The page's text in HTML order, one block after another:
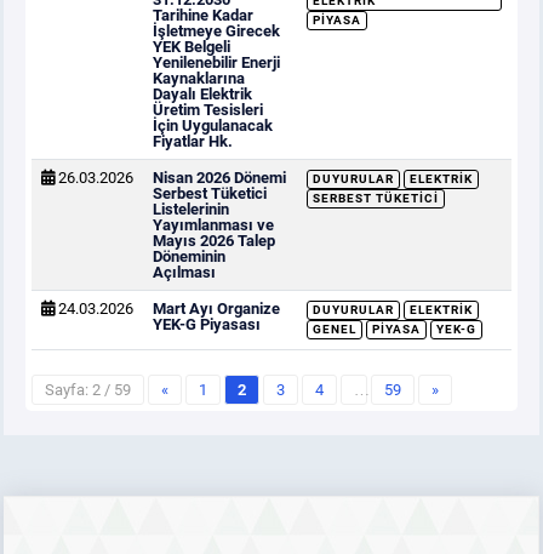
Tarihine Kadar
İşletmeye Girecek
YEK Belgeli
Yenilenebilir Enerji
Kaynaklarına
Dayalı Elektrik
Üretim Tesisleri
İçin Uygulanacak
Fiyatlar Hk.
PIYASA
26.03.2026
Nisan 2026 Dönemi
Serbest Tüketici
Listelerinin
Yayımlanması ve
Mayıs 2026 Talep
Döneminin
Açılması
DUYURULAR
ELEKTRIK
SERBEST TÜKETICI
24.03.2026
Mart Ayı Organize
YEK-G Piyasası
DUYURULAR
ELEKTRIK
GENEL
PIYASA YEK-G
Sayfa: 2 / 59 « 1 2 3 4 … 59 »